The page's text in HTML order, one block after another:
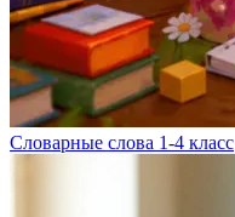
Словарные слова 1-4 класс